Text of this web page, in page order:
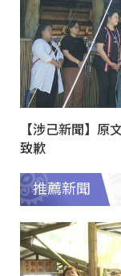
【涉己新聞】
致歉
推薦新聞